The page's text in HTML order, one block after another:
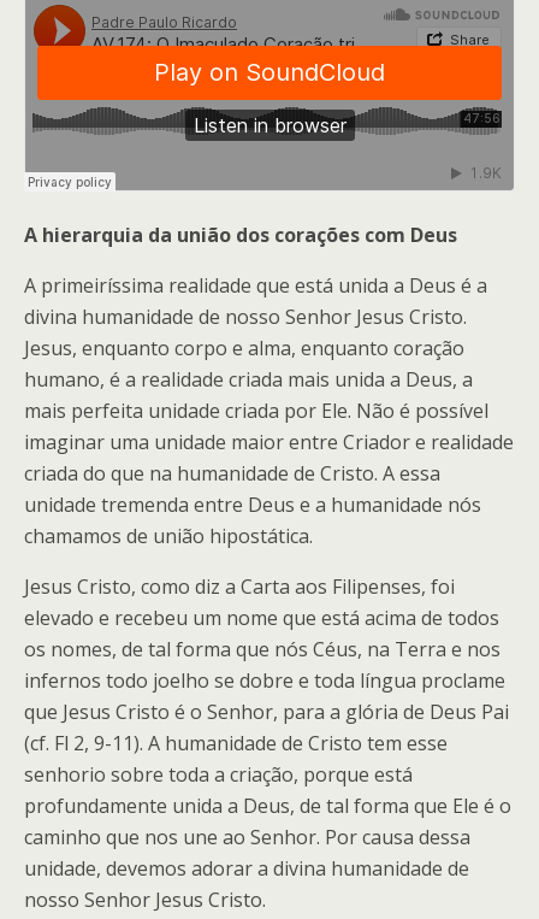
A hierarquia da união dos corações com Deus
A primeiríssima realidade que está unida a Deus é a
divina humanidade de nosso Senhor Jesus Cristo.
Jesus, enquanto corpo e alma, enquanto coração
humano, é a realidade criada mais unida a Deus, a
mais perfeita unidade criada por Ele. Não é possível
imaginar uma unidade maior entre Criador e realidade
criada do que na humanidade de Cristo. A essa
unidade tremenda entre Deus e a humanidade nós
chamamos de união hipostática.
Jesus Cristo, como diz a Carta aos Filipenses, foi
elevado e recebeu um nome que está acima de todos
os nomes, de tal forma que nós Céus, na Terra e nos
infernos todo joelho se dobre e toda língua proclame
que Jesus Cristo é o Senhor, para a glória de Deus Pai
(cf. Fl 2, 9-11). A humanidade de Cristo tem esse
senhorio sobre toda a criação, porque está
profundamente unida a Deus, de tal forma que Ele é o
caminho que nos une ao Senhor. Por causa dessa
unidade, devemos adorar a divina humanidade de
nosso Senhor Jesus Cristo.